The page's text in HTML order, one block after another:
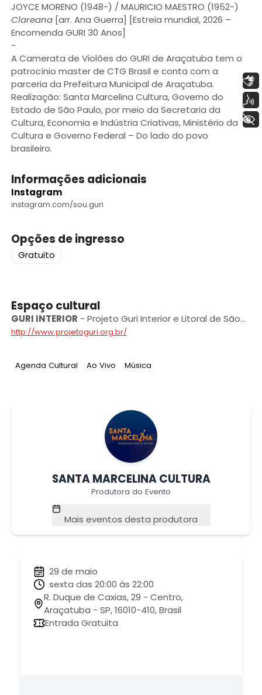
JOYCE MORENO (1948-) / MAURICIO MAESTRO (1952-)
Clareana [arr. Ana Guerra] [Estreia mundial, 2026 –
Encomenda GURI 30 Anos]
-
A Camerata de Violões do GURI de Araçatuba tem o
patrocínio master de CTG Brasil e conta com a
parceria da Prefeitura Municipal de Araçatuba.
Realização: Santa Marcelina Cultura, Governo do
Estado de São Paulo, por meio da Secretaria da
Cultura, Economia e Indústria Criativas, Ministério da
Cultura e Governo Federal – Do lado do povo
brasileiro.
Informações adicionais
Instagram
instagram.com/sou.guri
Opções de ingresso
Gratuito
Espaço cultural
GURI INTERIOR - Projeto Guri Interior e Litoral de São
Paulo
http://www.projetoguri.org.br/
Tag:
Agenda Cultural Tag:
Ao Vivo Tag:
Música
SANTA MARCELINA CULTURA
Produtora do Evento
Mais eventos desta produtora
29 de maio
sexta das 20:00 às 22:00
R. Duque de Caxias, 29 - Centro,
Araçatuba - SP, 16010-410, Brasil
Entrada Gratuita
Libras
Voz
+ Acessibilidade